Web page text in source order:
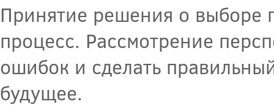
Принятие решения о выборе
процесс. Рассмотрение
ошибок и сделать
будущее.